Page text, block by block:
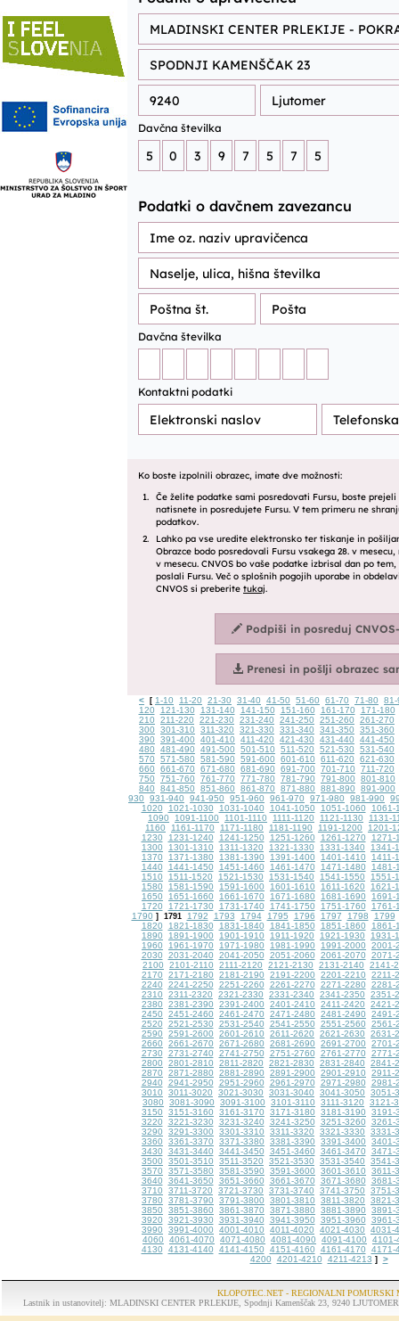
< [ 1-10 11-20 21-30 31-40 41-50 51-60 61-70 71-80
81-
120
121-130 131-140 141-150 151-160 161-170
171-180
210
211-220 221-230 231-240 241-250 251-260
261-270
300
301-310 311-320 321-330 331-340 341-350
351-360
390
391-400 401-410 411-420 421-430 431-440
441-450
480
481-490 491-500 501-510 511-520 521-530
531-540
570
571-580 581-590 591-600 601-610 611-620
621-630
660
661-670 671-680 681-690 691-700 701-710
711-720
750
751-760 761-770 771-780 781-790 791-800
801-810
840
841-850 851-860 861-870 871-880 881-890
891-900
930
931-940 941-950 951-960 961-970 971-980 981-990
1020
1021-1030 1031-1040 1041-1050 1051-1060
1061-
1090
1091-1100 1101-1110 1111-1120 1121-1130
1131-
1160
1161-1170 1171-1180 1181-1190 1191-1200
1201-
1230
1231-1240 1241-1250 1251-1260 1261-1270
1271-
1300
1301-1310 1311-1320 1321-1330 1331-1340
1341-
1370
1371-1380 1381-1390 1391-1400 1401-1410
1411-
1440
1441-1450 1451-1460 1461-1470 1471-1480
1481-
1510
1511-1520 1521-1530 1531-1540 1541-1550
1551-
1580
1581-1590 1591-1600 1601-1610 1611-1620
1621-
1650
1651-1660 1661-1670 1671-1680 1681-1690
1691-
1720
1721-1730 1731-1740 1741-1750 1751-1760
1761-
1790 ] 1791 1792 1793 1794 1795 1796 1797 1798
1799
1820
1821-1830 1831-1840 1841-1850 1851-1860
1861-
1890
1891-1900 1901-1910 1911-1920 1921-1930
1931-
1960
1961-1970 1971-1980 1981-1990 1991-2000
2001-
2030
2031-2040 2041-2050 2051-2060 2061-2070
2071-
2100
2101-2110 2111-2120 2121-2130 2131-2140
2141-
2170
2171-2180 2181-2190 2191-2200 2201-2210
2211-
2240
2241-2250 2251-2260 2261-2270 2271-2280
2281-
2310
2311-2320 2321-2330 2331-2340 2341-2350
2351-
2380
2381-2390 2391-2400 2401-2410 2411-2420
2421-
2450
2451-2460 2461-2470 2471-2480 2481-2490
2491-
2520
2521-2530 2531-2540 2541-2550 2551-2560
2561-
2590
2591-2600 2601-2610 2611-2620 2621-2630
2631-
2660
2661-2670 2671-2680 2681-2690 2691-2700
2701-
2730
2731-2740 2741-2750 2751-2760 2761-2770
2771-
2800
2801-2810 2811-2820 2821-2830 2831-2840
2841-
2870
2871-2880 2881-2890 2891-2900 2901-2910
2911-
2940
2941-2950 2951-2960 2961-2970 2971-2980
2981-
3010
3011-3020 3021-3030 3031-3040 3041-3050
3051-
3080
3081-3090 3091-3100 3101-3110 3111-3120
3121-
3150
3151-3160 3161-3170 3171-3180 3181-3190
3191-
3220
3221-3230 3231-3240 3241-3250 3251-3260
3261-
3290
3291-3300 3301-3310 3311-3320 3321-3330
3331-
3360
3361-3370 3371-3380 3381-3390 3391-3400
3401-
3430
3431-3440 3441-3450 3451-3460 3461-3470
3471-
3500
3501-3510 3511-3520 3521-3530 3531-3540
3541-
3570
3571-3580 3581-3590 3591-3600 3601-3610
3611-
3640
3641-3650 3651-3660 3661-3670 3671-3680
3681-
3710
3711-3720 3721-3730 3731-3740 3741-3750
3751-
3780
3781-3790 3791-3800 3801-3810 3811-3820
3821-
3850
3851-3860 3861-3870 3871-3880 3881-3890
3891-
3920
3921-3930 3931-3940 3941-3950 3951-3960
3961-
3990
3991-4000 4001-4010 4011-4020 4021-4030
4031-
4060
4061-4070 4071-4080 4081-4090 4091-4100
4101-
4130
4131-4140 4141-4150 4151-4160 4161-4170
4171-
4200
4201-4210 4211-4213 ] >
KLOPOTEC.NET - REGIONALNI POMURSKI
Lastnik in ustanovitelj: MLADINSKI CENTER PRLEKIJE, Spodnji Kamenščak 23, 9240